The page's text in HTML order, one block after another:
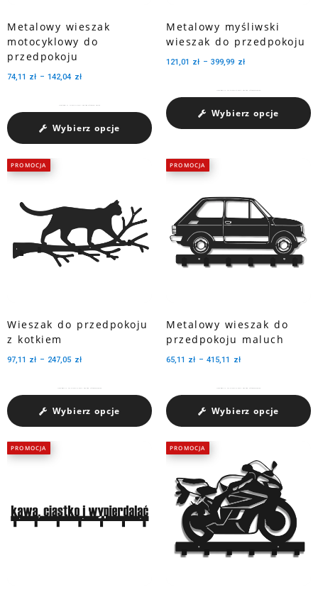
Metalowy wieszak
motocyklowy do
przedpokoju
74,11 zł – 142,04 zł
Wybierz opcje
Metalowy myśliwski
wieszak do przedpokoju
121,01 zł – 399,99 zł
Wybierz opcje
PROMOCJA
Wieszak do przedpokoju
z kotkiem
97,11 zł – 247,05 zł
Wybierz opcje
PROMOCJA
Metalowy wieszak do
przedpokoju maluch
65,11 zł – 415,11 zł
Wybierz opcje
PROMOCJA PROMOCJA